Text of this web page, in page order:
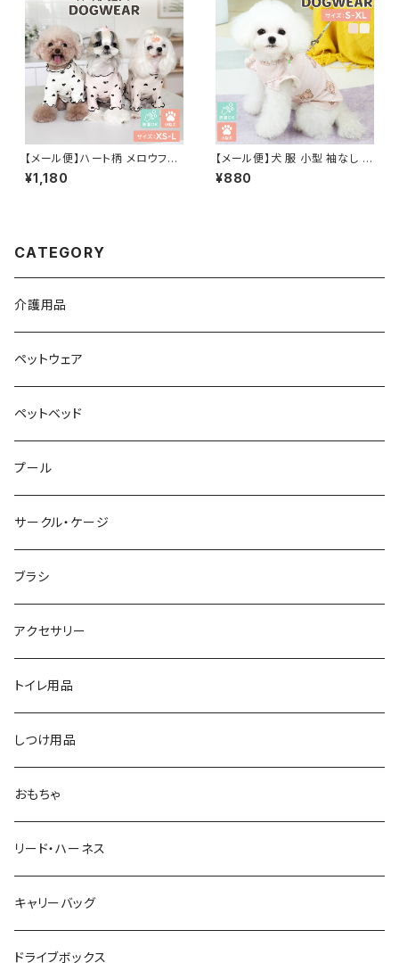
【メール便】ハート柄 メロウフリ
ル 長袖 ドッグウェア ストレッチ
犬 服 小型犬 ペット／pets218
¥1,180
【メール便】犬 服 小型 袖なし 肩
フリル トップス リードリング付き
凹凸生地 裏面 蒸れにくい／pe
¥880
CATEGORY
介護用品
ペットウェア
ペットベッド
プール
サークル・ケージ
ブラシ
アクセサリー
トイレ用品
しつけ用品
おもちゃ
リード・ハーネス
キャリーバッグ
ドライブボックス